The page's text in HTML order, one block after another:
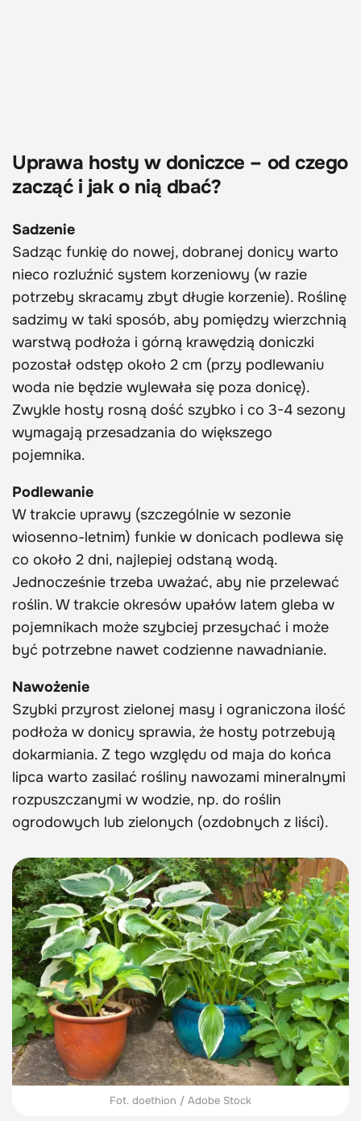
Uprawa hosty w doniczce – od czego
zacząć i jak o nią dbać?
Sadzenie
Sadząc funkię do nowej, dobranej donicy warto
nieco rozluźnić system korzeniowy (w razie
potrzeby skracamy zbyt długie korzenie). Roślinę
sadzimy w taki sposób, aby pomiędzy wierzchnią
warstwą podłoża i górną krawędzią doniczki
pozostał odstęp około 2 cm (przy podlewaniu
woda nie będzie wylewała się poza donicę).
Zwykle hosty rosną dość szybko i co 3-4 sezony
wymagają przesadzania do większego
pojemnika.
Podlewanie
W trakcie uprawy (szczególnie w sezonie
wiosenno-letnim) funkie w donicach podlewa się
co około 2 dni, najlepiej odstaną wodą.
Jednocześnie trzeba uważać, aby nie przelewać
roślin. W trakcie okresów upałów latem gleba w
pojemnikach może szybciej przesychać i może
być potrzebne nawet codzienne nawadnianie.
Nawożenie
Szybki przyrost zielonej masy i ograniczona ilość
podłoża w donicy sprawia, że hosty potrzebują
dokarmiania. Z tego względu od maja do końca
lipca warto zasilać rośliny nawozami mineralnymi
rozpuszczanymi w wodzie, np. do roślin
ogrodowych lub zielonych (ozdobnych z liści).
Fot. doethion / Adobe Stock